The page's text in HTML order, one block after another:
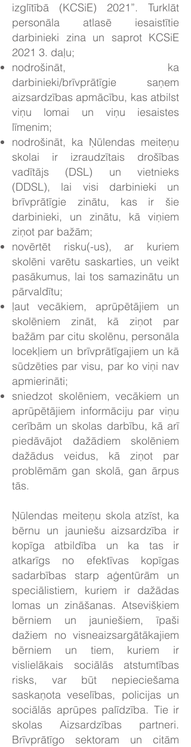
izglītībā (KCSiE) 2021”. Turklāt
personāla atlasē iesaistītie
darbinieki zina un saprot KCSiE
2021 3. daļu;
nodrošināt, ka
darbinieki/brīvprātīgie saņem
aizsardzības apmācību, kas atbilst
viņu lomai un viņu iesaistes
līmenim;
nodrošināt, ka Ņūlendas meiteņu
skolai ir izraudzītais drošības
vadītājs (DSL) un vietnieks
(DDSL), lai visi darbinieki un
brīvprātīgie zinātu, kas ir šie
darbinieki, un zinātu, kā viņiem
ziņot par bažām;
novērtēt risku(-us), ar kuriem
skolēni varētu saskarties, un veikt
pasākumus, lai tos samazinātu un
pārvaldītu;
ļaut vecākiem, aprūpētājiem un
skolēniem zināt, kā ziņot par
bažām par citu skolēnu, personāla
locekļiem un brīvprātīgajiem un kā
sūdzēties par visu, par ko viņi nav
apmierināti;
sniedzot skolēniem, vecākiem un
aprūpētājiem informāciju par viņu
cerībām un skolas darbību, kā arī
piedāvājot dažādiem skolēniem
dažādus veidus, kā ziņot par
problēmām gan skolā, gan ārpus
tās.
Ņūlendas meiteņu skola atzīst, ka
bērnu un jauniešu aizsardzība ir
kopīga atbildība un ka tas ir
atkarīgs no efektīvas kopīgas
sadarbības starp aģentūrām un
speciālistiem, kuriem ir dažādas
lomas un zināšanas. Atsevišķiem
bērniem un jauniešiem, īpaši
dažiem no visneaizsargātākajiem
bērniem un tiem, kuriem ir
vislielākais sociālās atstumtības
risks, var būt nepieciešama
saskaņota veselības, policijas un
sociālās aprūpes palīdzība. Tie ir
skolas Aizsardzības partneri.
Brīvprātīgo sektoram un citām